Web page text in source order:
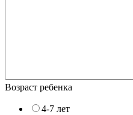
Возраст ребенка
4-7 лет